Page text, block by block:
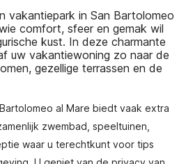
vakantiepark in San Bartolomeo
comfort, sfeer en gemak wil
kust. In deze charmante
uw vakantiewoning zo naar de
gezellige terrassen en de
al Mare biedt vaak extra
zwembad, speeltuinen,
waar u terechtkunt voor tips